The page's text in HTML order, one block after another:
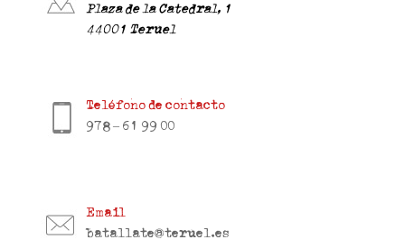
Plaza de la Catedral, 1
44001 Teruel
Teléfono de contacto
978 – 61 99 00
Email
batallate@teruel.es